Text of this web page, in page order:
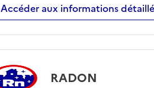
Accéder aux informations
RADON